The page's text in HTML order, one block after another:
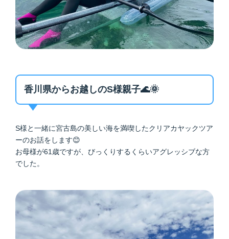
香川県からお越しのS様親子🌊🌞
S様と一緒に宮古島の美しい海を満喫したクリアカヤックツア
ーのお話をします😊
お母様が61歳ですが、びっくりするくらいアグレッシブな方
でした。